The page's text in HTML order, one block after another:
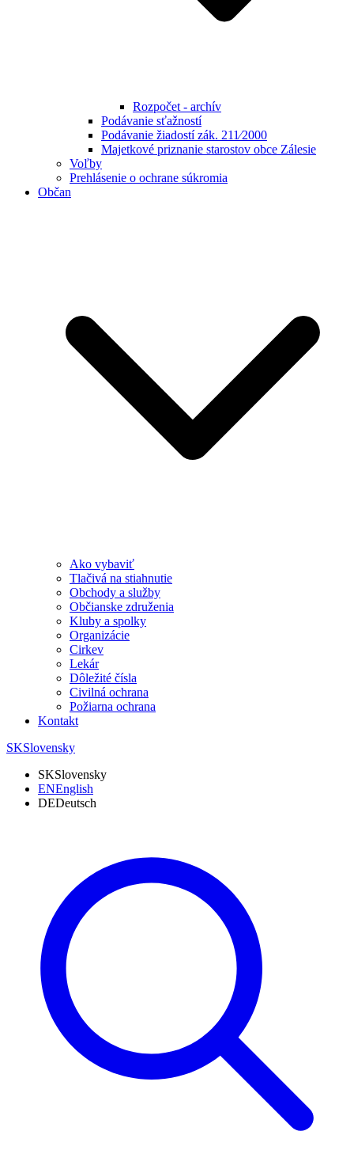
Rozpočet - archív
Podávanie sťažností
Podávanie žiadostí zák. 211⁄2000
Majetkové priznanie starostov obce Zálesie
Voľby
Prehlásenie o ochrane súkromia
Občan
Ako vybaviť
Tlačivá na stiahnutie
Obchody a služby
Občianske združenia
Kluby a spolky
Organizácie
Cirkev
Lekár
Dôležité čísla
Civilná ochrana
Požiarna ochrana
Kontakt
SKSlovensky
SKSlovensky
ENEnglish
DEDeutsch